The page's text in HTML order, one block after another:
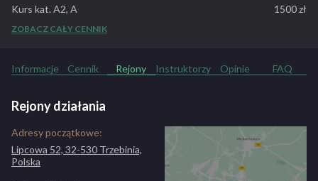
Kurs kat. A2, A
1500 zł
Kurs kat. B
Kurs kat. C+E
2400 zł
Kurs kat. D z kat. B
Dodatkowa godzina jazdy - kat. B, T
60 zł
Dodatkowa godzina jazdy - kat. B+E
Dodatkowa godzina jazdy - kat. C, C+E, D
110 zł
ZOBACZ CAŁY CENNIK
Informacje Cennik Rejony Instruktorzy Opinie FAQ
Rejony działania
Adresy początkowe:
Lipcowa 52, 32-530 Trzebinia,
Polska